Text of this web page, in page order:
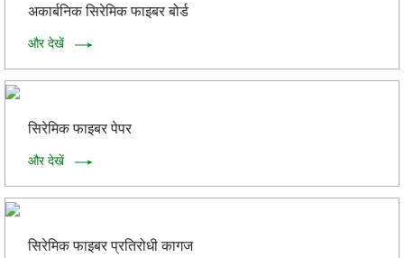
अकार्बनिक सिरेमिक फाइबर बोर्ड
और देखें
सिरेमिक फाइबर पेपर
और देखें
सिरेमिक फाइबर प्रतिरोधी कागज